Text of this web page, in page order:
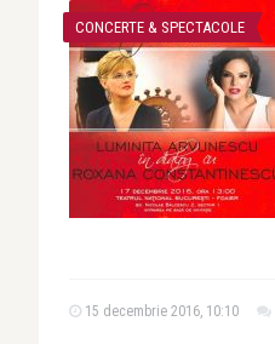
CONCERTE & SPECTACOLE
15 decembrie 2016, 10:10